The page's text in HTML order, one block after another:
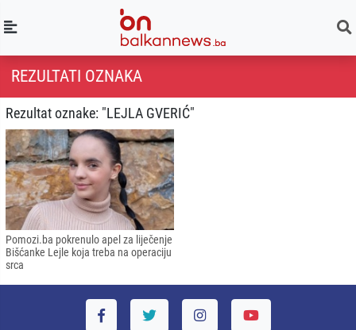
REZULTATI OZNAKA
Rezultat oznake: "LEJLA GVERIĆ"
Pomozi.ba pokrenulo apel za liječenje
Bišćanke Lejle koja treba na operaciju
srca